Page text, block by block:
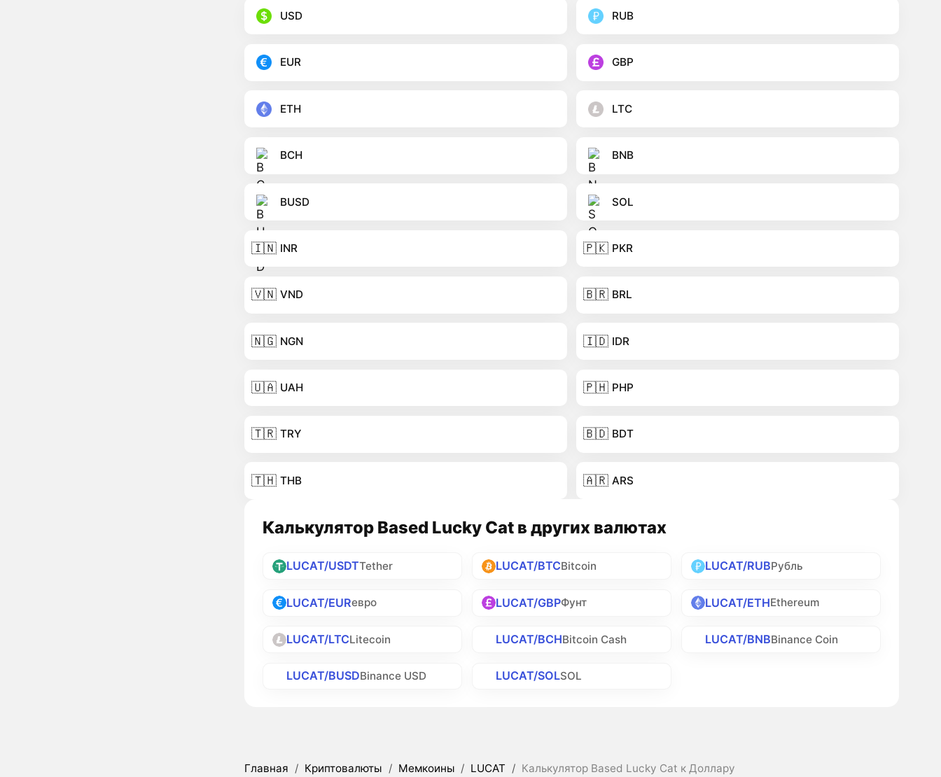
USD RUB
EUR GBP
ETH LTC
BCH BNB
BUSD SOL
🇮🇳 INR 🇵🇰 PKR
🇻🇳 VND 🇧🇷 BRL
🇳🇬 NGN 🇮🇩 IDR
🇺🇦 UAH 🇵🇭 PHP
🇹🇷 TRY 🇧🇩 BDT
🇹🇭 THB 🇦🇷 ARS
Калькулятор Based Lucky Cat в других валютах
LUCAT/USDTTether LUCAT/BTCBitcoin LUCAT/RUBРубль
LUCAT/EURевро LUCAT/GBPФунт LUCAT/ETHEthereum
LUCAT/LTCLitecoin LUCAT/BCHBitcoin Cash LUCAT/BNBBinance Coin
LUCAT/BUSDBinance USD LUCAT/SOLSOL
Главная / Криптовалюты / Мемкоины / LUCAT / Калькулятор Based Lucky Cat к Доллару